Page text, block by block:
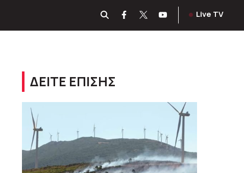
Live TV
ΔΕΙΤΕ ΕΠΙΣΗΣ